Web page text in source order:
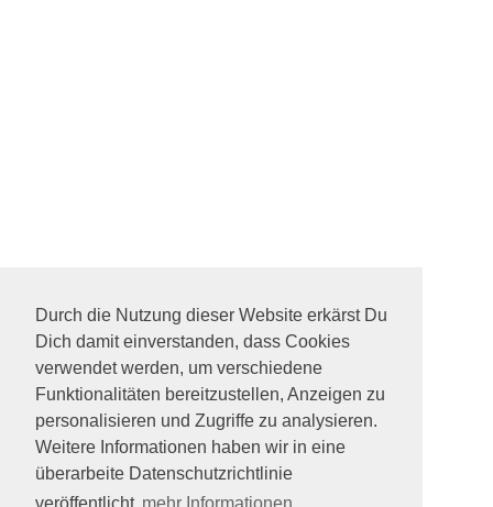
Durch die Nutzung dieser Website erkärst Du
Dich damit einverstanden, dass Cookies
verwendet werden, um verschiedene
Funktionalitäten bereitzustellen, Anzeigen zu
personalisieren und Zugriffe zu analysieren.
Weitere Informationen haben wir in eine
überarbeite Datenschutzrichtlinie